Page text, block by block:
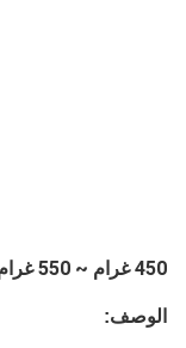
450 غرام ~ 550 غرام قطعة قماش تصفية صناعية PPS إبرة شعاع تصفية قطعة قماش لفيلتر كيس
الوصف: